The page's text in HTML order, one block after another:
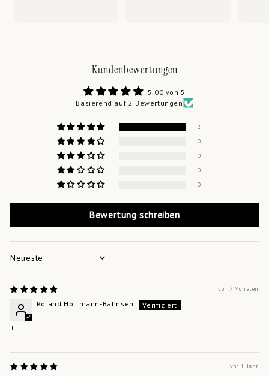
Kundenbewertungen
5.00 von 5
Basierend auf 2 Bewertungen
2
0
0
0
0
Bewertung schreiben
Sort by
vor 7 Monaten
Roland Hoffmann-Bahnsen
T
vor 1 Jahr